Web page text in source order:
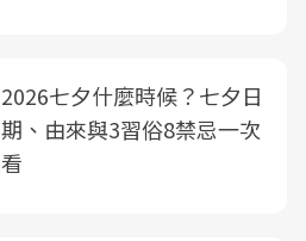
2026七夕什麼時候？七夕日
期、由來與3習俗8禁忌一次
看